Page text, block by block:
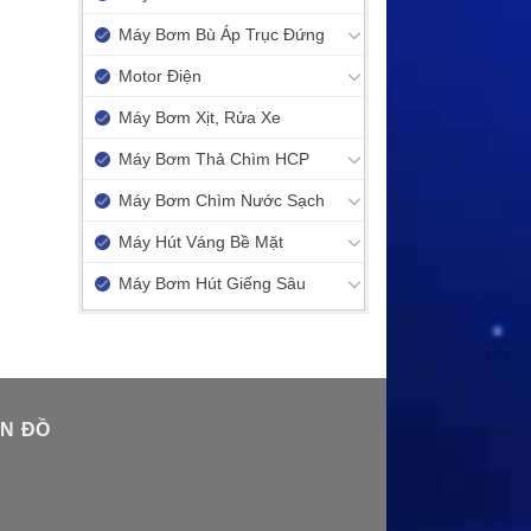
Máy Bơm Bù Áp Trục Đứng
Motor Điện
Máy Bơm Xịt, Rửa Xe
Máy Bơm Thả Chìm HCP
Máy Bơm Chìm Nước Sạch
Máy Hút Váng Bề Mặt
Máy Bơm Hút Giếng Sâu
ĐỒ